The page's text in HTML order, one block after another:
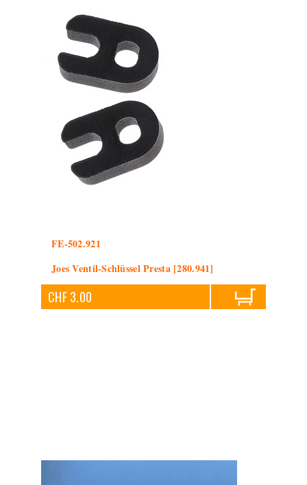
FE-502.921
Joes Ventil-Schlüssel Presta [280.941]
CHF 3.00